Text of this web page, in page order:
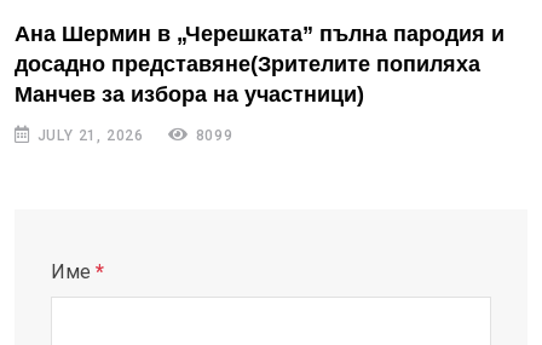
Ана Шермин в „Черешката” пълна пародия и
досадно представяне(Зрителите попиляха
Манчев за избора на участници)
JULY 21, 2026 8099
Име *